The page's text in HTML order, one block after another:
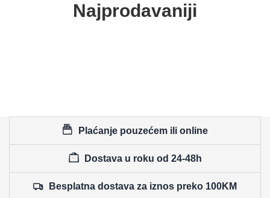
Najprodavaniji
Plaćanje pouzećem ili online
Dostava u roku od 24-48h
Besplatna dostava za iznos preko 100KM